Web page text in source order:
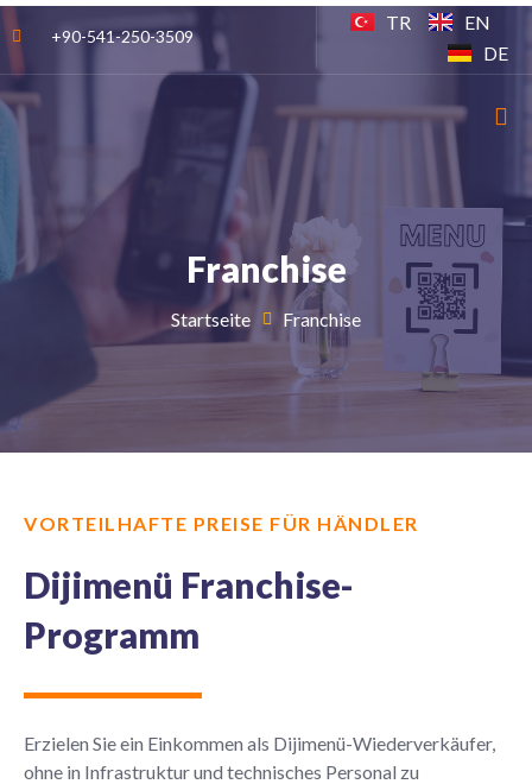
+90-541-250-3509
TR
EN
DE
Franchise
Startseite Franchise
VORTEILHAFTE PREISE FÜR HÄNDLER
Dijimenü Franchise-
Programm
Erzielen Sie ein Einkommen als Dijimenü-Wiederverkäufer,
ohne in Infrastruktur und technisches Personal zu